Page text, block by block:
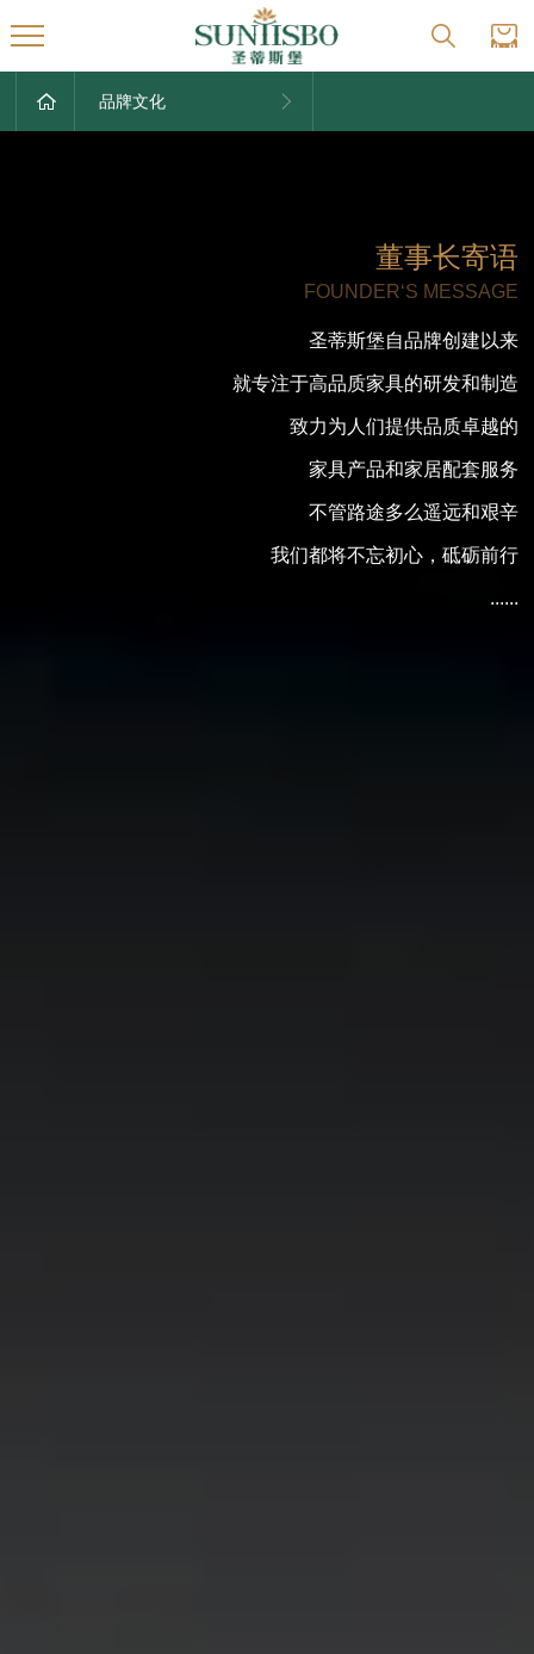
品牌文化
董事长寄语
FOUNDER‘S MESSAGE
圣蒂斯堡自品牌创建以来
就专注于高品质家具的研发和制造
致力为人们提供品质卓越的
家具产品和家居配套服务
不管路途多么遥远和艰辛
我们都将不忘初心，砥砺前行
......